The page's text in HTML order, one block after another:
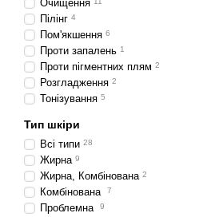
Очищення
Пілінг 4
Пом'якшення 6
Проти запалень 1
Проти пігментних плям 2
Розгладження 2
Тонізування 5
Тип шкіри
Всі типи 28
Жирна 9
Жирна, Комбінована 2
Комбінована 7
Проблемна 9